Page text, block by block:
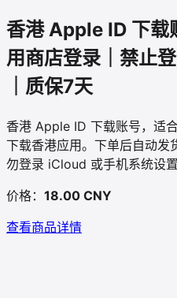
香港 Apple ID 下
用商店登录｜禁止
｜质保7天
香港 Apple ID 下载账号，适
下载香港应用。下单后自动
勿登录 iCloud 或手机系统设置
价格： 18.00 CNY
查看商品详情